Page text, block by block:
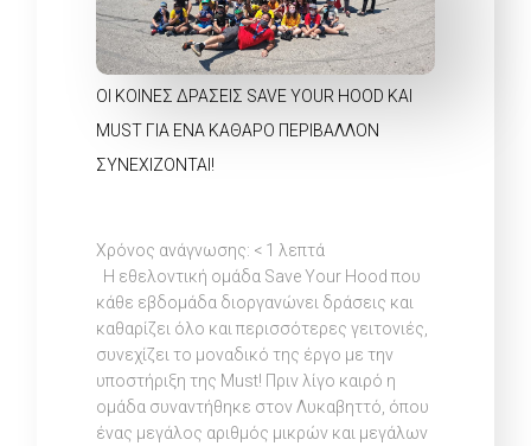
ΟΙ ΚΟΙΝΈΣ ΔΡΆΣΕΙΣ SAVE YOUR HOOD ΚΑΙ
MUST ΓΙΑ ΈΝΑ ΚΑΘΑΡΌ ΠΕΡΙΒΆΛΛΟΝ
ΣΥΝΕΧΊΖΟΝΤΑΙ!
Χρόνος ανάγνωσης: < 1 λεπτά
Η εθελοντική ομάδα Save Your Hood που
κάθε εβδομάδα διοργανώνει δράσεις και
καθαρίζει όλο και περισσότερες γειτονιές,
συνεχίζει το μοναδικό της έργο με την
υποστήριξη της Must! Πριν λίγο καιρό η
ομάδα συναντήθηκε στον Λυκαβηττό, όπου
ένας μεγάλος αριθμός μικρών και μεγάλων